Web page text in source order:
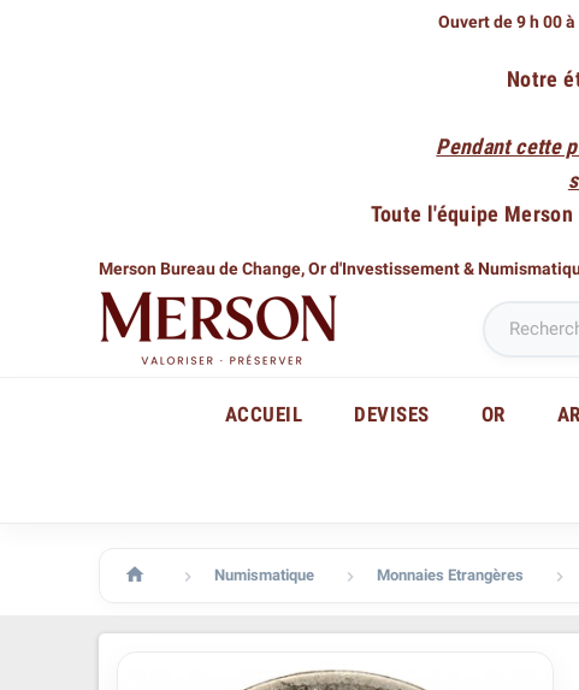
Ouvert de 9 h 00
Notre
Pendant cette
Toute l'équipe
Merson Bureau de Change, Or d'Investissement &
ACCUEIL DEVISES OR
  Numismatique  Monnaies Etrangères 